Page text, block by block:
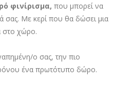
φινίρισμα, που μπορεί να
σας. Με κερί που θα δώσει μια
στο χώρο.
ο σας, την πιο
ένα πρωτότυπο δώρο.